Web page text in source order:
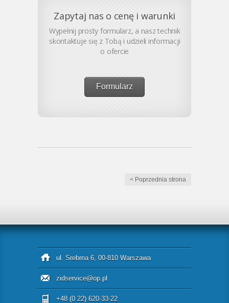
Zapytaj nas o cenę i warunki
Wypełnij prosty formularz, a nasz technik
skontaktuje się z Tobą i udzieli informacji
o ofercie
Formularz
< Poprzednia strona
ul. Srebrna 6, 00-810 Warszawa
zidservice@op.pl
+48 (0 22) 620-33-22